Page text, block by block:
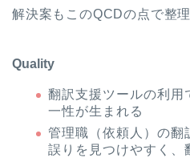
解決案もこのQCDの点で整
Quality
翻訳支援ツールの利用
一性が生まれる
管理職（依頼人）の翻
誤りを見つけやすく、